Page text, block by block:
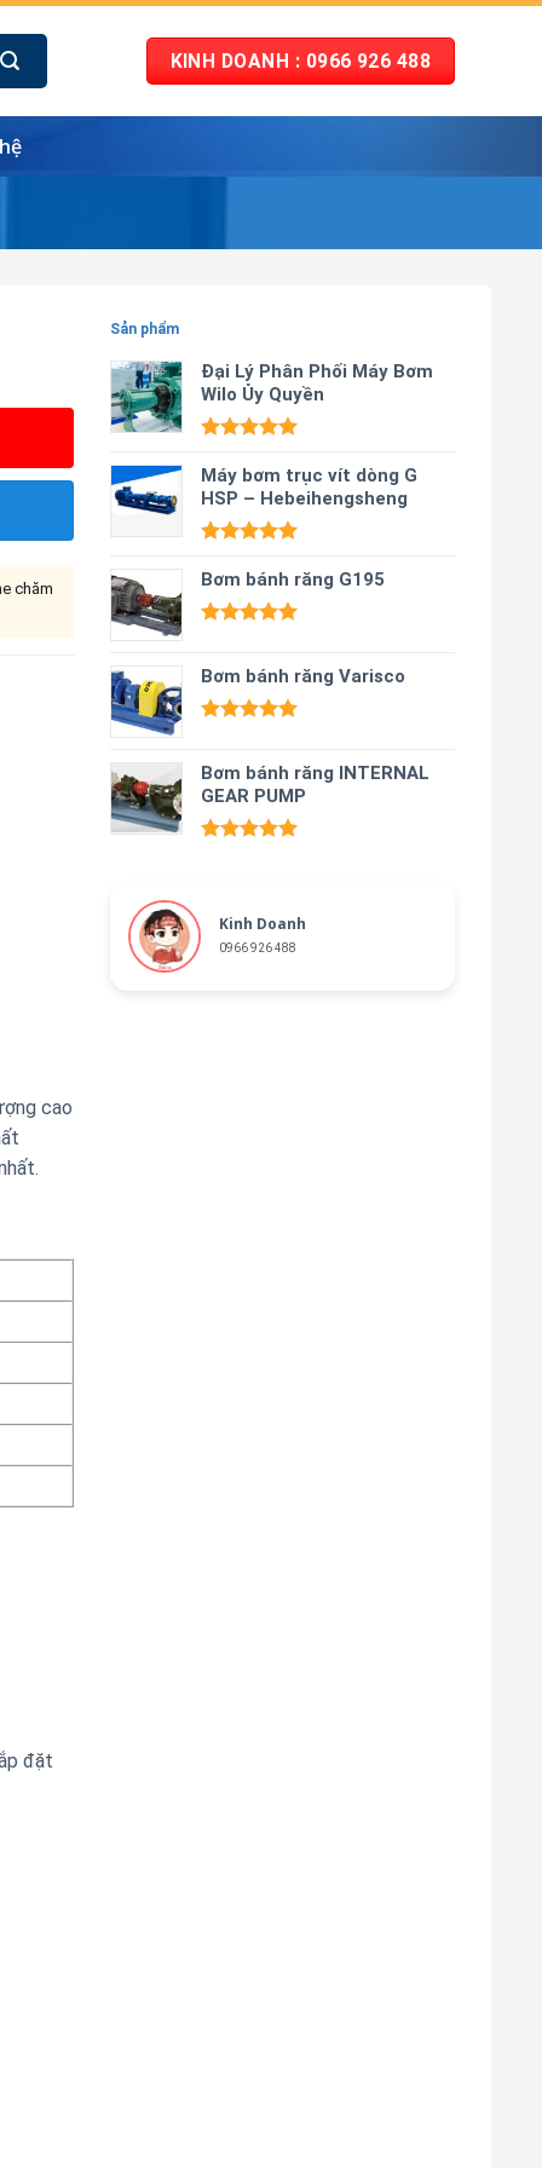
KINH DOANH : 0966 926 488
Sản phẩm
Đại Lý Phân Phối Máy Bơm
Wilo Ủy Quyền
hạng5.00
5 sao
Máy bơm trục vít dòng G
HSP – Hebeihengsheng
hạng5.00
5 sao
Bơm bánh răng G195
5 sao
Bơm bánh răng Varisco
5 sao
Bơm bánh răng INTERNAL
GEAR PUMP
Kinh Doanh
0966 926 488
chăm
cao
đặt